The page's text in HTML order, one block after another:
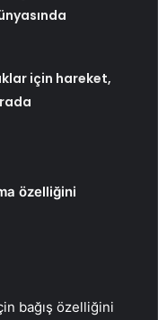
için hareket,
özelliğini
bağış özelliğini